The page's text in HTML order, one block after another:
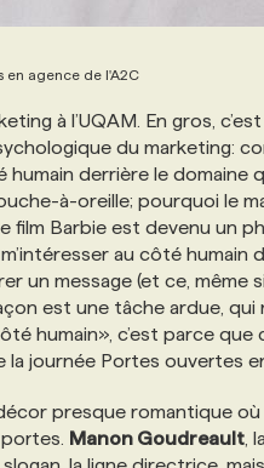
en agence de l'A2C
à l’UQAM. En gros,
du marketing:
derrière le domaine
à-oreille; pourquoi le
film Barbie est devenu un
au côté humain
un message (et ce, même
est une tâche ardue,
humain», c’est parce que
journée Portes ouvertes
presque romantique
Manon Goudreault ,